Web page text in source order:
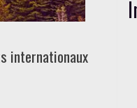
internationaux